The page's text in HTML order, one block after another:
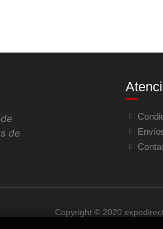
de
Copyright © 2020